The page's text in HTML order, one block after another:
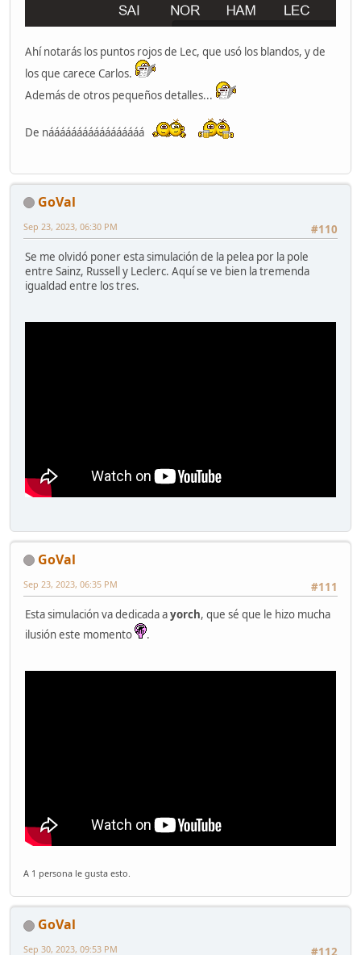
Ahí notarás los puntos rojos de Lec, que usó los blandos, y de
los que carece Carlos.
Además de otros pequeños detalles...
De nááááááááááááááááá
GoVal
#110
Sep 23, 2023, 06:30 PM
Se me olvidó poner esta simulación de la pelea por la pole
entre Sainz, Russell y Leclerc. Aquí se ve bien la tremenda
igualdad entre los tres.
GoVal
#111
Sep 23, 2023, 06:35 PM
Esta simulación va dedicada ayorch, que sé que le hizo mucha
ilusión este momento
.
A 1 persona le gusta esto.
GoVal
#112
Sep 30, 2023, 09:53 PM